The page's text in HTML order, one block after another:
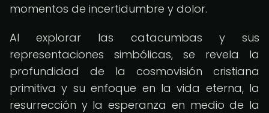
momentos de incertidumbre y dolor.
Al explorar las catacumbas y sus
representaciones simbólicas, se revela la
profundidad de la cosmovisión cristiana
primitiva y su enfoque en la vida eterna, la
resurrección y la esperanza en medio de la